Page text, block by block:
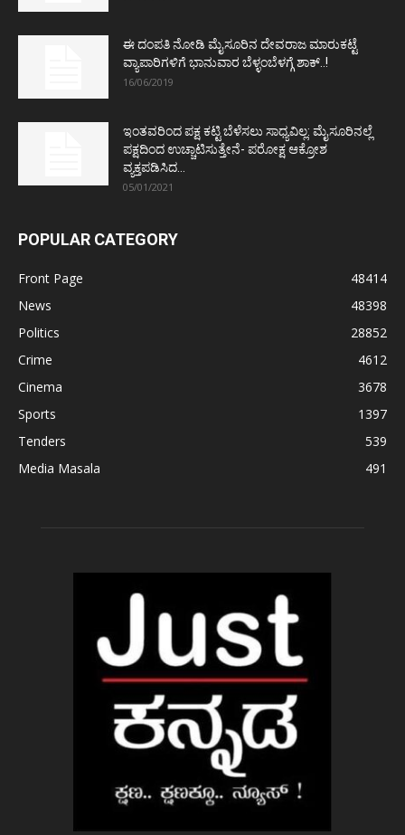
ಈ ದಂಪತಿ ನೋಡಿ ಮೈಸೂರಿನ ದೇವರಾಜ ಮಾರುಕಟ್ಟೆ
ವ್ಯಾಪಾರಿಗಳಿಗೆ ಭಾನುವಾರ ಬೆಳ್ಳಂಬೆಳಗ್ಗೆ ಶಾಕ್..!
16/06/2019
ಇಂತವರಿಂದ ಪಕ್ಷ ಕಟ್ಟಿ ಬೆಳೆಸಲು ಸಾಧ್ಯವಿಲ್ಲ: ಮೈಸೂರಿನಲ್ಲೆ
ಪಕ್ಷದಿಂದ ಉಚ್ಚಾಟಿಸುತ್ತೇನೆ- ಪರೋಕ್ಷ ಆಕ್ರೋಶ
ವ್ಯಕ್ತಪಡಿಸಿದ...
05/01/2021
POPULAR CATEGORY
Front Page
48414
News
48398
Politics
28852
Crime
4612
Cinema
3678
Sports
1397
Tenders
539
Media Masala
491